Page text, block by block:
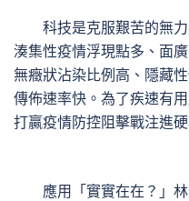
科技是克服艱苦的無力
湊集性疫情浮現點多、面
無癥狀沾染比例高、隱藏
傳佈速率快。為了疾速有
打贏疫情防控阻擊戰注進硬
應用「實實在在？」林